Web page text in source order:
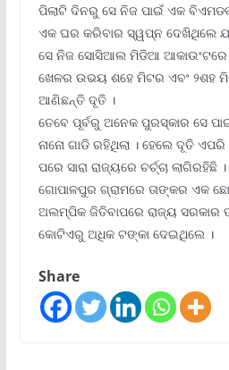
ପିଲାଟି ଦିନରୁ ସେ ନିଜ ପାଇଁ ଏକ
ଏକ ଘର କରିବାର ସ୍ୱପ୍ନ ଦେଖିଥିଲେ
ସେ ନିଜ ସୋସିଆଲ ମିଡିଆ
ଖେଳର ଉଭୟ ଶହେ ମିଟର ଏବଂ ୨ଶହ
ଆଣିଛନ୍ତି ଦୂତି ।
ତେବେ ପୂର୍ବରୁ ଅନେକ ପୁରସ୍କାର ସେ
ନାନୋ ଗାଡି ରହିଥିଲା । ହେଲେ ଦୂତି ଏପରି
ପରେ ସାରା ରାଜ୍ୟରେ ଚର୍ଚ୍ଚା ଲାଗିରହିଛି
ଗୋପାଳପୁର ଗ୍ରାମରେ ତାଙ୍କର ଏକ
ଅଲମ୍ପିକ ଜିତିବାପରେ ରାଜ୍ୟ ସରକାର
କୋଟିଏରୁ ଅଧିକ ଟଙ୍କା ଦେଇଥିଲେ ।
Share